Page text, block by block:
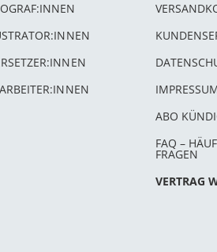
ABO
FAQ –
FRAGEN
VERTRAG